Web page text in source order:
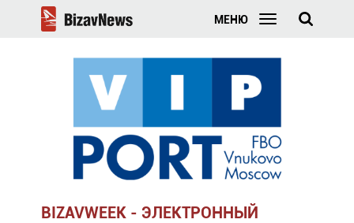
МЕНЮ
BIZAVWEEK - ЭЛЕКТРОННЫЙ